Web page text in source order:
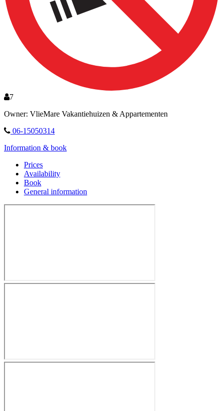
7
Owner: VlieMare Vakantiehuizen & Appartementen
06-15050314
Information & book
Prices
Availability
Book
General information